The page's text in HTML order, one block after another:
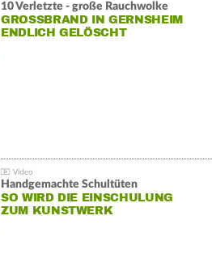
10 Verletzte - große Rauchwolke
GROSSBRAND IN GERNSHEIM E
NDLICH GELÖSCHT
Handgemachte Schultüten
SO WIRD DIE EINSCHULUNG
ZUM KUNSTWERK